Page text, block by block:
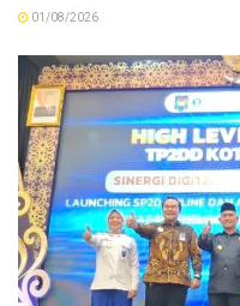
01/08/2026